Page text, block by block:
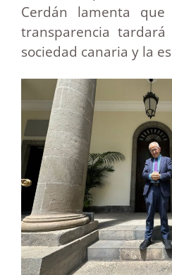
Cerdán lamenta
transparencia
sociedad canaria y la